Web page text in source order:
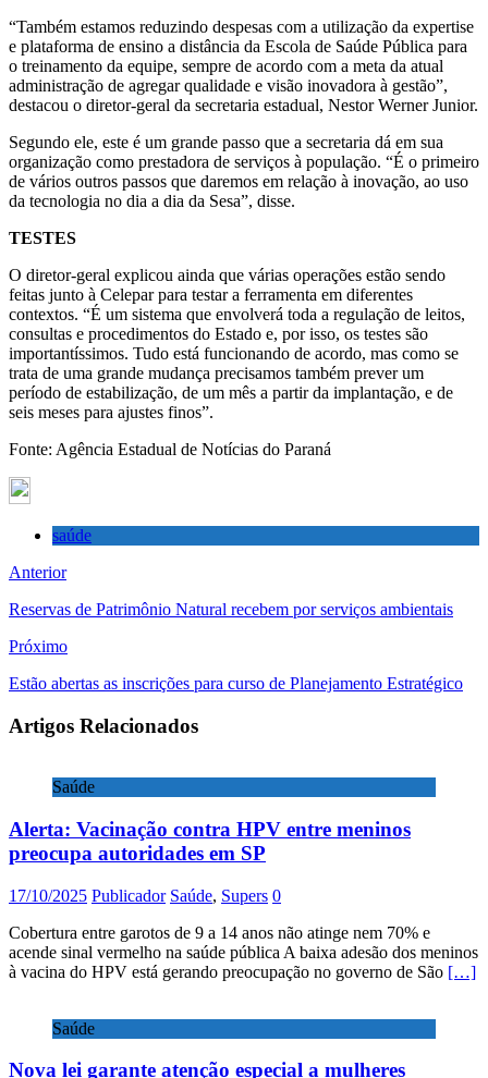
“Também estamos reduzindo despesas com a utilização da expertise
e plataforma de ensino a distância da Escola de Saúde Pública para
o treinamento da equipe, sempre de acordo com a meta da atual
administração de agregar qualidade e visão inovadora à gestão”,
destacou o diretor-geral da secretaria estadual, Nestor Werner Junior.
Segundo ele, este é um grande passo que a secretaria dá em sua
organização como prestadora de serviços à população. “É o primeiro
de vários outros passos que daremos em relação à inovação, ao uso
da tecnologia no dia a dia da Sesa”, disse.
TESTES
O diretor-geral explicou ainda que várias operações estão sendo
feitas junto à Celepar para testar a ferramenta em diferentes
contextos. “É um sistema que envolverá toda a regulação de leitos,
consultas e procedimentos do Estado e, por isso, os testes são
importantíssimos. Tudo está funcionando de acordo, mas como se
trata de uma grande mudança precisamos também prever um
período de estabilização, de um mês a partir da implantação, e de
seis meses para ajustes finos”.
Fonte: Agência Estadual de Notícias do Paraná
saúde
Anterior
Reservas de Patrimônio Natural recebem por serviços ambientais
Próximo
Estão abertas as inscrições para curso de Planejamento Estratégico
Artigos Relacionados
Saúde
Alerta: Vacinação contra HPV entre meninos
preocupa autoridades em SP
17/10/2025 Publicador Saúde, Supers 0
Cobertura entre garotos de 9 a 14 anos não atinge nem 70% e
acende sinal vermelho na saúde pública A baixa adesão dos meninos
à vacina do HPV está gerando preocupação no governo de São […]
Saúde
Nova lei garante atenção especial a mulheres